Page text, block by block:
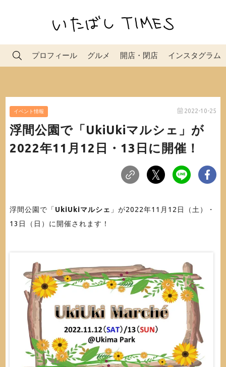
プロフィール グルメ 開店・閉店 インスタグラム
イベント情報 2022-10-25
浮間公園で「UkiUkiマルシェ」が
2022年11月12日・13日に開催！
浮間公園で「 UkiUkiマルシェ 」が2022年11月12日（土）・
13日（日）に開催されます！